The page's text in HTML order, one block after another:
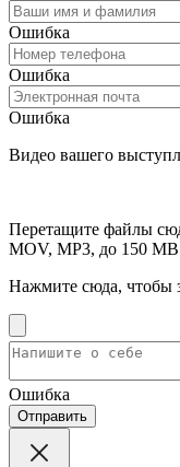
Ошибка
Ошибка
Ошибка
Видео вашего
Перетащите файлы
MOV, MP3, до 150 MB
Нажмите сюда, чтобы
Ошибка
Отправить